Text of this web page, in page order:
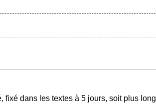
dans les textes à 5 jours, soit plus long